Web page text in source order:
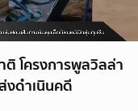
โครงการพูลวิลล่า
งดำเนินคดี